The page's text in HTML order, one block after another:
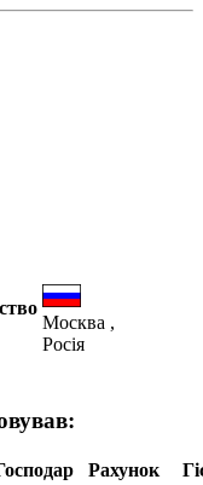
Москва ,
Росія
Рахунок